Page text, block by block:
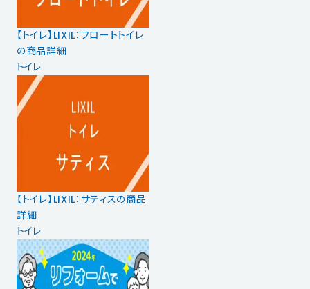
【トイレ】LIXIL：フロートトイレ
の商品詳細
トイレ
【トイレ】LIXIL：サティスの商品
詳細
トイレ